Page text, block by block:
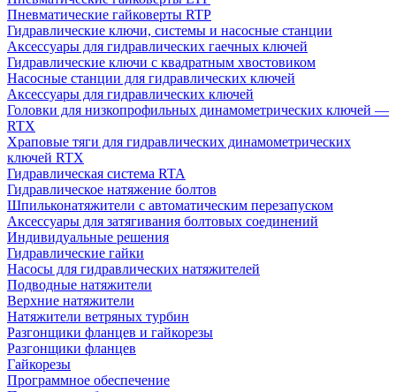
Пневматические гайковерты RTP
Гидравлические ключи, системы и насосные станции
Аксессуары для гидравлических гаечных ключей
Гидравлические ключи с квадратным хвостовиком
Насосные станции для гидравлических ключей
Аксессуары для гидравлических ключей
Головки для низкопрофильных динамометрических ключей —
RTX
Храповые тяги для гидравлических динамометрических
ключей RTX
Гидравлическая система RTA
Гидравлическое натяжение болтов
Шпильконатяжители с автоматическим перезапуском
Аксессуары для затягивания болтовых соединений
Индивидуальные решения
Гидравлические гайки
Насосы для гидравлических натяжителей
Подводные натяжители
Верхние натяжители
Натяжители ветряных турбин
Разгонщики фланцев и гайкорезы
Разгонщики фланцев
Гайкорезы
Программное обеспечение